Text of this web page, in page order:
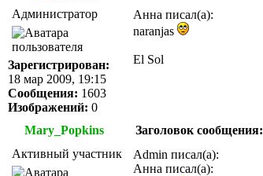
Администратор
Зарегистрирован:
18 мар 2009, 19:15
Сообщения: 1603
Изображений: 0
Анна писал(а):
naranjas
El Sol
Mary_Popkins Заголовок сообщения:
Активный участник
Admin писал(а):
Анна писал(а):